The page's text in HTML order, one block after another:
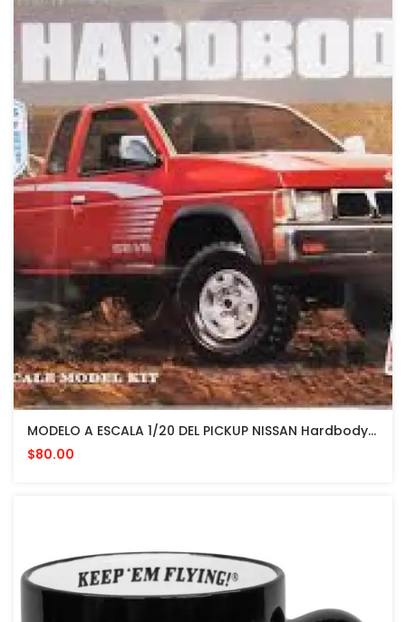
MODELO A ESCALA 1/20 DEL PICKUP NISSAN Hardbody 1973 KING CAB 4x4 SE-V6
$80.00